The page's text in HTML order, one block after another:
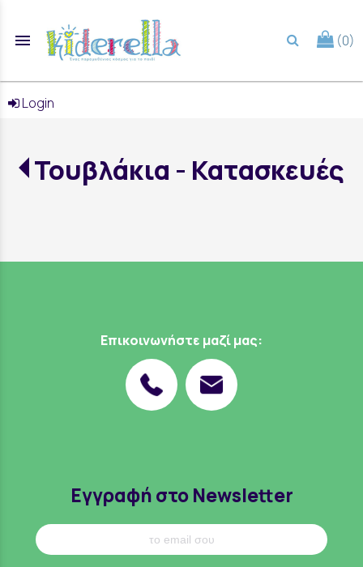
menu (0)
Login
Τουβλάκια - Κατασκευές
Επικοινωνήστε μαζί μας:
Εγγραφή στο Newsletter